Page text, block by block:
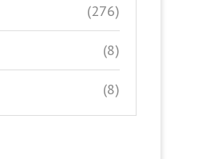
(276)
(8)
(8)